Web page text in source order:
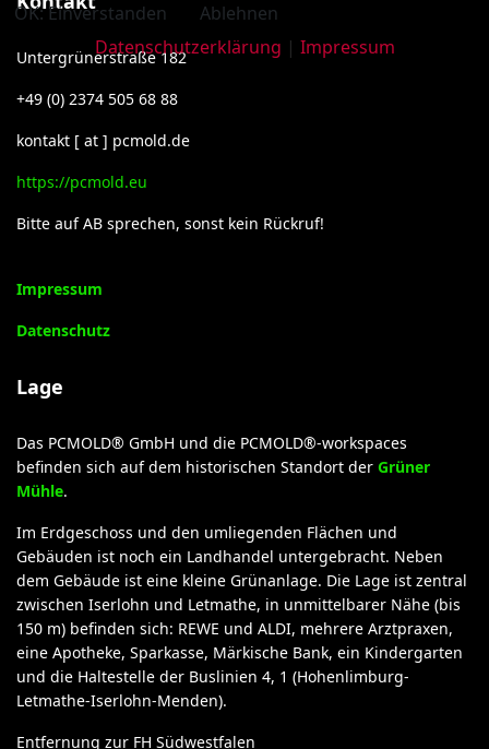
Untergrünerstraße 182
+49 (0) 2374 505 68 88
kontakt [ at ] pcmold.de
https://pcmold.eu
Bitte auf AB sprechen, sonst kein Rückruf!
Impressum
Datenschutz
Lage
Das PCMOLD® GmbH und die PCMOLD®-workspaces
befinden sich auf dem historischen Standort der Grüner
Mühle.
Im Erdgeschoss und den umliegenden Flächen und
Gebäuden ist noch ein Landhandel untergebracht. Neben
dem Gebäude ist eine kleine Grünanlage. Die Lage ist zentral
zwischen Iserlohn und Letmathe, in unmittelbarer Nähe (bis
150 m) befinden sich: REWE und ALDI, mehrere Arztpraxen,
eine Apotheke, Sparkasse, Märkische Bank, ein Kindergarten
und die Haltestelle der Buslinien 4, 1 (Hohenlimburg-
Letmathe-Iserlohn-Menden).
Entfernung zur FH Südwestfalen
OK: Einverstanden
Ablehnen
Datenschutzerklärung | Impressum